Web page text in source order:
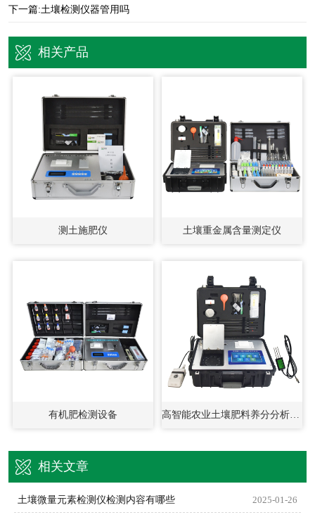
下一篇:土壤检测仪器管用吗
相关产品
测土施肥仪 土壤重金属含量测定仪
有机肥检测设备
相关文章
土壤微量元素检测仪检测内容有哪些 2025-01-26